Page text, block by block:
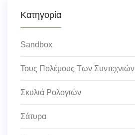
Κατηγορία
Sandbox
Τους Πολέμους Των Συντεχνιών
Σκυλιά Ρολογιών
Σάτυρα